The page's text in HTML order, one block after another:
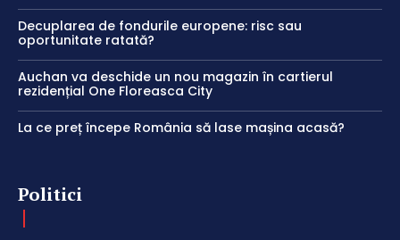
Decuplarea de fondurile europene: risc sau
oportunitate ratată?
Auchan va deschide un nou magazin în cartierul
rezidențial One Floreasca City
La ce preț începe România să lase mașina acasă?
Politici